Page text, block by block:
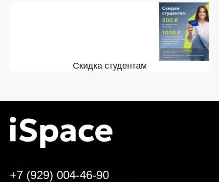
Скидка студентам
+7 (929) 004-46-90